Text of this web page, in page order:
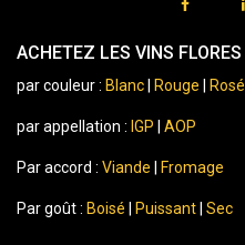
ACHETEZ LES VINS FLORES
par couleur : Blanc Rouge Rosé
par appellation : IGP AOP
Par accord : Viande Fromage
Par goût : Boisé Puissant Sec